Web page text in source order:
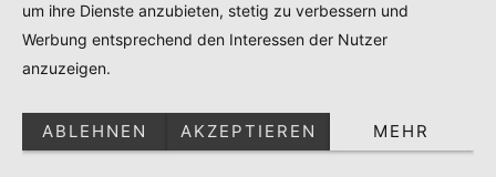
um ihre Dienste anzubieten, stetig zu verbessern und
Werbung entsprechend den Interessen der Nutzer
anzuzeigen.
ABLEHNEN AKZEPTIEREN MEHR